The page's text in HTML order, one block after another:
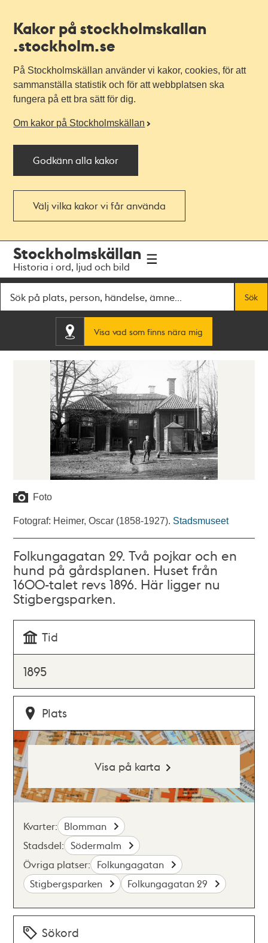
Kakor på stockholmskallan
.stockholm.se
På Stockholmskällan använder vi kakor, cookies, för att
sammanställa statistik och för att webbplatsen ska
fungera på ett bra sätt för dig.
Om kakor på Stockholmskällan
Godkänn alla kakor
Välj vilka kakor vi får använda
navigationen
huvudinnehållet
Stockholmskällan
Historia i ord, ljud och bild
Sök
Visa vad som finns nära mig
Foto
Fotograf: Heimer, Oscar (1858-1927). Stadsmuseet
Folkungagatan 29. Två pojkar och en
hund på gårdsplanen. Huset från
1600-talet revs 1896. Här ligger nu
Stigbergsparken.
Tid
1895
Plats
Visa på karta
Kvarter: Blomman
Stadsdel: Södermalm
Övriga platser: Folkungagatan
Stigbergsparken
Folkungagatan 29
Sökord